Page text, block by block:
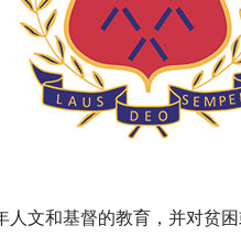
文和基督的教育，并对贫